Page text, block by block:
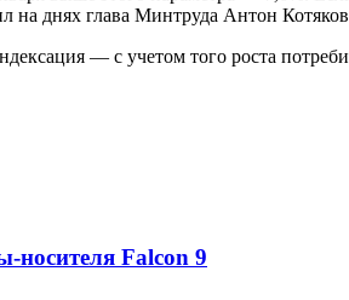
на днях глава Минтруда Антон
— с учетом того роста
носителя Falcon 9